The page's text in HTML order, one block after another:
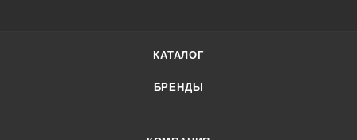
КАТАЛОГ
БРЕНДЫ